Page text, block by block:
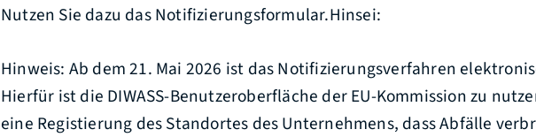
Nutzen Sie dazu das Notifizierungsformular.Hinsei:
Hinweis: Ab dem 21. Mai 2026 ist das Notifizierungsverfahren
Hierfür ist die DIWASS-Benutzeroberfläche der EU-Kommission zu
eine Registierung des Standortes des Unternehmens, dass Abfälle